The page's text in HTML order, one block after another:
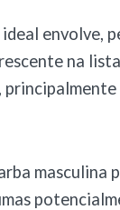
envolve,
na
masculina